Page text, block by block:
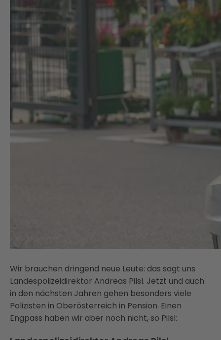
Wir brauchen dringend neue Leute: das sagt uns
Landespolizeidirektor Andreas Pilsl. Jetzt und auch
in den nächsten Jahren gehen besonders viele
Polizisten in Oberösterreich in Pension. Einen
Engpass haben wir aber noch nicht, so Pilsl: